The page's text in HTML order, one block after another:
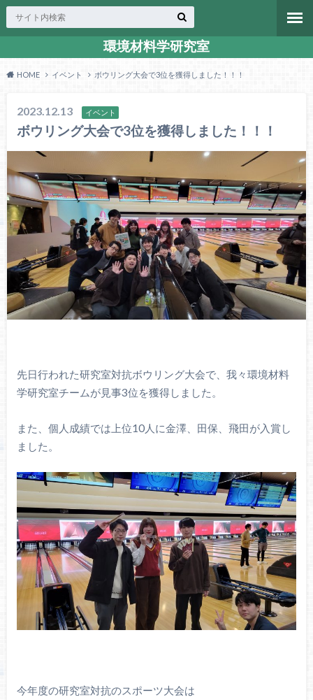
環境材料学研究室
HOME イベント ボウリング大会で3位を獲得しました！！！
2023.12.13 イベント
ボウリング大会で3位を獲得しました！！！
先日行われた研究室対抗ボウリング大会で、我々環境材料
学研究室チームが見事3位を獲得しました。
また、個人成績では上位10人に金澤、田保、飛田が入賞し
ました。
今年度の研究室対抗のスポーツ大会は